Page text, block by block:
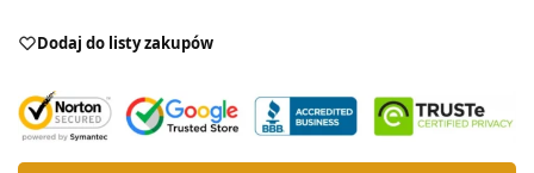
Dodaj do listy zakupów